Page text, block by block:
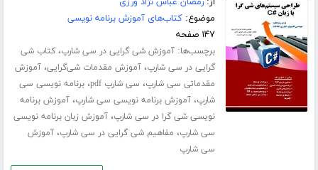
موضوع:کتاب‌های آموزش برنامه نویسی
۱۴۷ صفحه
برچسب‌ها:آموزش شی گرایی در سی شارپ،کتاب شی
گرایی در سی شارپ،آموزش مقدمات شی‌گرایی،آموزش
مقدماتی سی شارپ، سی شارپ pdf ،برنامه نویسی سی
شارپ،آموزش برنامه ­نویسی سی شارپ،آموزش برنامه
نویسی شی گرا در سی شارپ،آموزش زبان برنامه ­نویسی
سی شارپ، مفاهیم شی گرایی در سی شارپ،آموزش
سی شارپ